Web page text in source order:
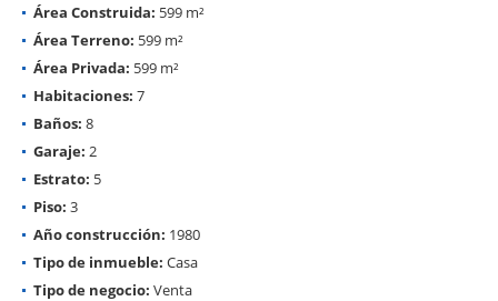
Área Construida: 599 m²
Área Terreno: 599 m²
Área Privada: 599 m²
Habitaciones: 7
Baños: 8
Garaje: 2
Estrato: 5
Piso: 3
Año construcción: 1980
Tipo de inmueble: Casa
Tipo de negocio: Venta